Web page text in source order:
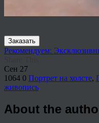
Заказать
Рекомендуем:
Сен 27
1064 0 Портрет на холсте,
живопись
About the